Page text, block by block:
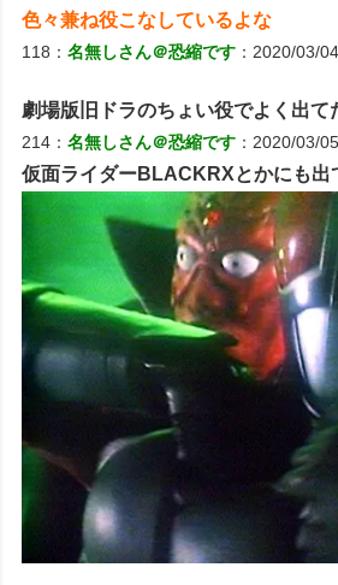
色々兼ね役こなしているよな
118：名無しさん＠恐縮です ：2020/03/
劇場版旧ドラのちょい役でよく出て
214：名無しさん＠恐縮です ：2020/03/
仮面ライダーBLACKRXとかにも出